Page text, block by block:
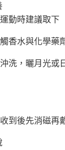
動時建議取下
香水與化學藥
洗，曬月光或
到後先消磁再